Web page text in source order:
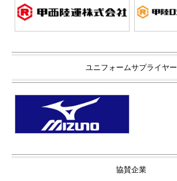
ユニフォームサプライヤー
協賛企業